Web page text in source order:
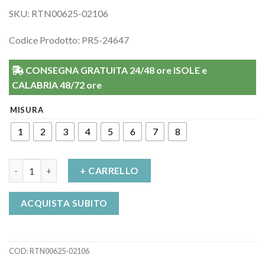
SKU: RTN00625-02106
Codice Prodotto: PR5-24647
CONSEGNA GRATUITA 24/48 ore ISOLE e
CALABRIA 48/72 ore
MISURA
1 2 3 4 5 6 7 8
+ CARRELLO
ACQUISTA SUBITO
COD:RTN00625-02106